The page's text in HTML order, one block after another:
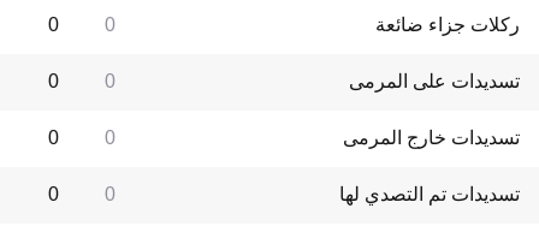
ركلات جزاء ضائعة 0
0
تسديدات على المرمى 0
0
تسديدات خارج المرمى 0
0
تسديدات تم التصدي لها 0
0